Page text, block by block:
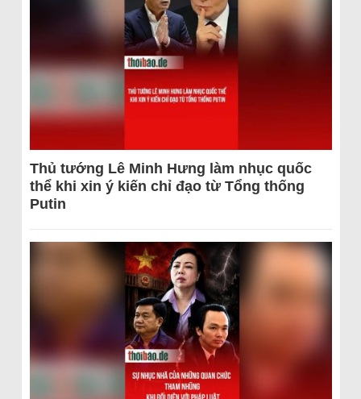
Thủ tướng Lê Minh Hưng làm nhục quốc
thể khi xin ý kiến chỉ đạo từ Tổng thống
Putin